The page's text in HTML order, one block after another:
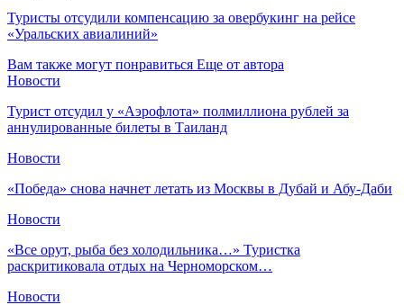
Туристы отсудили компенсацию за овербукинг на рейсе
«Уральских авиалиний»
Вам также могут понравиться Еще от автора
Новости
Турист отсудил у «Аэрофлота» полмиллиона рублей за
аннулированные билеты в Таиланд
Новости
«Победа» снова начнет летать из Москвы в Дубай и Абу-Даби
Новости
«Все орут, рыба без холодильника…» Туристка
раскритиковала отдых на Черноморском…
Новости